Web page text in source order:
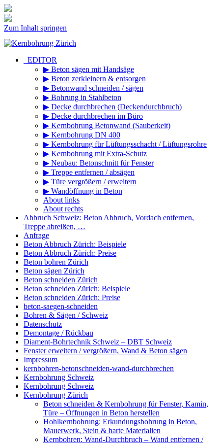
Zum Inhalt springen
_EDITOR
▶ Beton sägen mit Handsäge
▶ Beton zerkleinern & entsorgen
▶ Betonwand schneiden / sägen
▶ Bohrung in Stahlbeton
▶ Decke durchbrechen (Deckendurchbruch)
▶ Decke durchbrechen im Büro
▶ Kernbohrung Betonwand (Sauberkeit)
▶ Kernbohrung DN 400
▶ Kernbohrung für Lüftungsschacht / Lüftungsrohre
▶ Kernbohrung mit Extra-Schutz
▶ Neubau: Betonschnitt für Fenster
▶ Treppe entfernen / absägen
▶ Türe vergrößern / erweitern
▶ Wandöffnung in Beton
About links
About rechts
Abbruch Schweiz: Beton Abbruch, Vordach entfernen,
Treppe abreißen, …
Anfrage
Beton Abbruch Zürich: Beispiele
Beton Abbruch Zürich: Preise
Beton bohren Zürich
Beton sägen Zürich
Beton schneiden Zürich
Beton schneiden Zürich: Beispiele
Beton schneiden Zürich: Preise
beton-saegen-schneiden
Bohren & Sägen / Schweiz
Datenschutz
Demontage / Rückbau
Diament-Bohrtechnik Schweiz – DBT Schweiz
Fenster erweitern / vergrößern, Wand & Beton sägen
Impressum
kernbohren-betonschneiden-wand-durchbrechen
Kernbohrung Schweiz
Kernbohrung Schweiz
Kernbohrung Zürich
Beton schneiden & Kernbohrung für Fenster, Kamin,
Türe – Öffnungen in Beton herstellen
Hohlkernbohrung: Erkundungsbohrung in Beton,
Mauerwerk, Stein & harte Materialien
Kernbohren: Wand-Durchbruch – Wand entfernen /